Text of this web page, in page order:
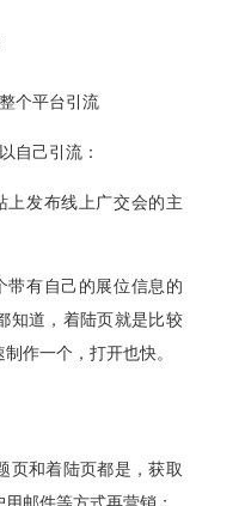
个平台引流
自己引流：
上发布线上广交会的主
带有自己的展位信息的
知道，着陆页就是比较
作一个，打开也快。
页和着陆页都是，获取